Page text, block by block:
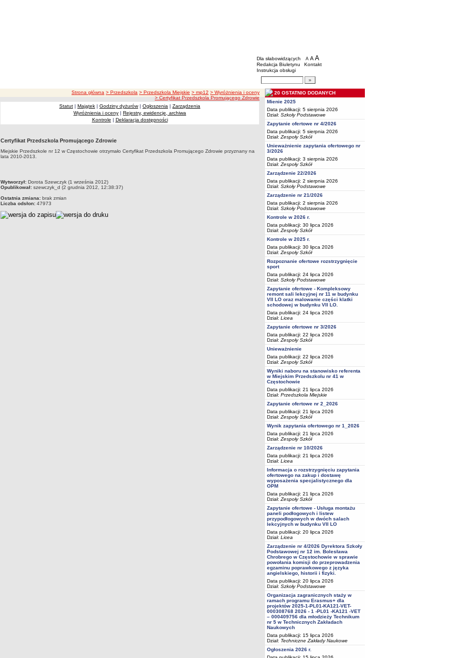
BIP - Oświata Częstochowa
Menu dodatkowe
Dla słabowidzących A pomniejsz czcionkę
A standardowy rozmiar czcionki
A
Redakcja Biuletynu
Kontakt
Instrukcja obsługi
Wyszukiwarka artykułów
ścieżka nawigacji
Strona główna > Przedszkola > Przedszkola Miejskie > mp12 > Wyróżnienia i oceny
> Certyfikat Przedszkola Promującego Zdrowie
Statut | Majątek | Godziny dyżurów| Ogłoszenia | Zarządzenia
Wyróżnienia i oceny | Rejestry, ewidencje, archiwa
Kontrole | Deklaracja dostępności
Certyfikat Przedszkola Promującego Zdrowie
Miejskie Przedszkole nr 12 w Częstochowie otrzymało Certyfikat Przedszkola Promującego Zdrowie przyznany na
lata 2010-2013.
metryczka
Wytworzył: Dorota Szewczyk (1 września 2012)
Opublikował: szewczyk_d (2 grudnia 2012, 12:38:37)
Ostatnia zmiana: brak zmian
Liczba odsłon: 47973
20 OSTATNIO DODANYCH
Mienie 2025
Data publikacji: 5 sierpnia 2026
Dział: Szkoły Podstawowe
Zapytanie ofertowe nr 4/2026
Data publikacji: 5 sierpnia 2026
Dział: Zespoły Szkół
Unieważnienie zapytania ofertowego nr
3/2026
Data publikacji: 3 sierpnia 2026
Dział: Zespoły Szkół
Zarządzenie 22/2026
Data publikacji: 2 sierpnia 2026
Dział: Szkoły Podstawowe
Zarządzenie nr 21/2026
Data publikacji: 2 sierpnia 2026
Dział: Szkoły Podstawowe
Kontrole w 2026 r.
Data publikacji: 30 lipca 2026
Dział: Zespoły Szkół
Kontrole w 2025 r.
Data publikacji: 30 lipca 2026
Dział: Zespoły Szkół
Rozpoznanie ofertowe rozstrzygnięcie
sport
Data publikacji: 24 lipca 2026
Dział: Szkoły Podstawowe
Zapytanie ofertowe - Kompleksowy
remont sali lekcyjnej nr 11 w budynku
VII LO oraz malowanie części klatki
schodowej w budynku VII LO.
Data publikacji: 24 lipca 2026
Dział: Licea
Zapytanie ofertowe nr 3/2026
Data publikacji: 22 lipca 2026
Dział: Zespoły Szkół
Unieważnienie
Data publikacji: 22 lipca 2026
Dział: Zespoły Szkół
Wyniki naboru na stanowisko referenta
w Miejskim Przedszkolu nr 41 w
Częstochowie
Data publikacji: 21 lipca 2026
Dział: Przedszkola Miejskie
Zapytanie ofertowe nr 2_2026
Data publikacji: 21 lipca 2026
Dział: Zespoły Szkół
Wynik zapytania ofertowego nr 1_2026
Data publikacji: 21 lipca 2026
Dział: Zespoły Szkół
Zarządzenie nr 10/2026
Data publikacji: 21 lipca 2026
Dział: Licea
Informacja o rozstrzygnięciu zapytania
ofertowego na zakup i dostawę
wyposażenia specjalistycznego dla
OPM
Data publikacji: 21 lipca 2026
Dział: Zespoły Szkół
Zapytanie ofertowe - Usługa montażu
paneli podłogowych i listew
przypodłogowych w dwóch salach
lekcyjnych w budynku VII LO
Data publikacji: 20 lipca 2026
Dział: Licea
Zarządzenie nr 4/2026 Dyrektora Szkoły
Podstawowej nr 12 im. Bolesława
Chrobrego w Częstochowie w sprawie
powołania komisji do przeprowadzenia
egzaminu poprawkowego z języka
angielskiego, historii i fizyki.
Data publikacji: 20 lipca 2026
Dział: Szkoły Podstawowe
Organizacja zagranicznych staży w
ramach programu Erasmus+ dla
projektów 2025-1-PL01-KA121-VET-
000308768 2026 - 1 -PL01 -KA121 -VET
– 000409756 dla młodzieży Technikum
nr 5 w Technicznych Zakładach
Naukowych
Data publikacji: 15 lipca 2026
Dział: Techniczne Zakłady Naukowe
Ogłoszenia 2026 r.